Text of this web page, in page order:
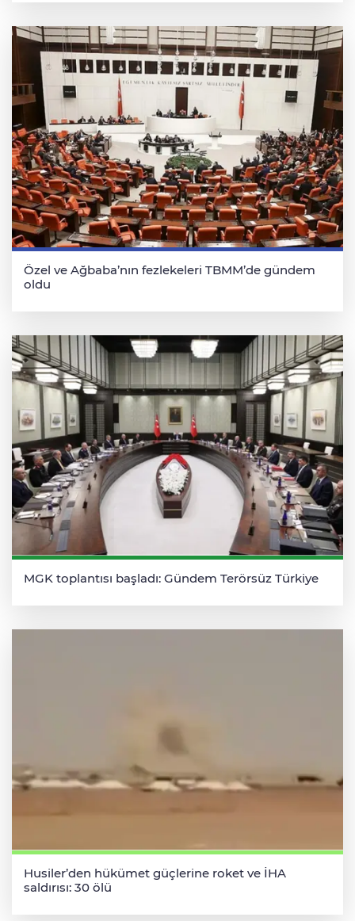
Özel ve Ağbaba’nın fezlekeleri TBMM’de gündem
oldu
MGK toplantısı başladı: Gündem Terörsüz Türkiye
Husiler’den hükümet güçlerine roket ve İHA
saldırısı: 30 ölü